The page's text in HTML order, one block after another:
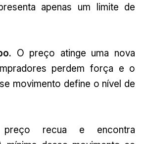
apenas um limite de
O preço atinge uma nova
perdem força e o
movimento define o nível de
recua e encontra